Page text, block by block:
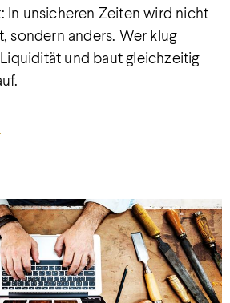
In unsicheren Zeiten wird nicht
sondern anders. Wer klug
und baut gleichzeitig